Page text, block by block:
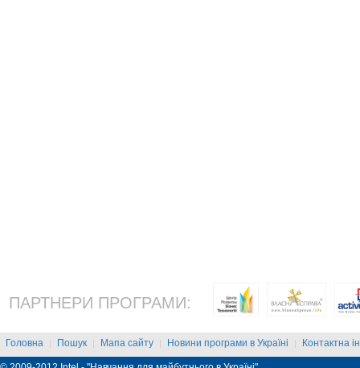
ПАРТНЕРИ ПРОГРАМИ:
Головна | Пошук | Мапа сайту | Новини програми в Україні | Контактна